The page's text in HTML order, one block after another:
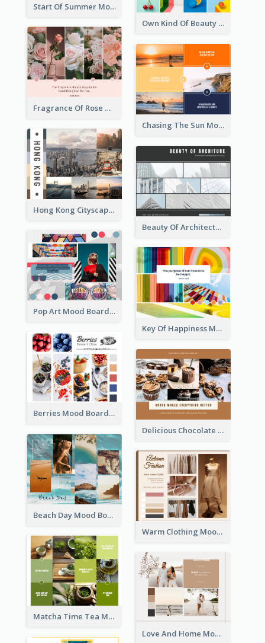
Start Of Summer Mood Board
Own Kind Of Beauty Mood Board
Fragrance Of Rose Mood Board
Chasing The Sun Mood Board
Hong Kong Cityscape Mood Board
Beauty Of Architecture Mood Board
Pop Art Mood Board
Key Of Happiness Mood Board
Berries Mood Board
Delicious Chocolate Mood Board
Beach Day Mood Board
Warm Clothing Mood Board
Matcha Time Tea Mood Board
Love And Home Mood Board